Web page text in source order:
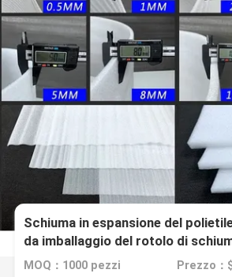
Schiuma in espansione del
da imballaggio del rotolo di
1000*2000mm EPE
MOQ：1000 pezzi Prezzo：